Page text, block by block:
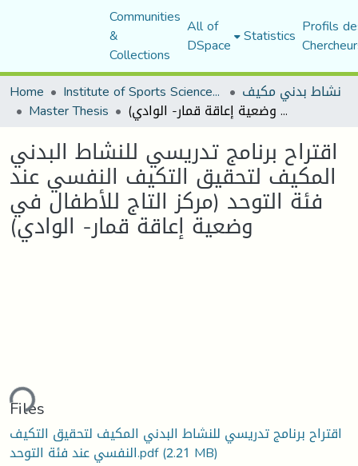
Communities
&
Collections
All of
DSpace Statistics Profils
Home
Institute of Sports Sciences and Techniques نشاط بدني مكيف
Master Thesis اقتراح برنامج تدريسي للنشاط البدني المكيف لتحقيق التكيف النفسي عند فئة التوحد (مركز التاج للأطفال في وضعية إعاقة قمار- الوادي)
اقتراح برنامج تدريسي للنشاط البدني
المكيف لتحقيق التكيف النفسي عند
فئة التوحد (مركز التاج للأطفال في
وضعية إعاقة قمار- الوادي)
Loading...
Files
اقتراح برنامج تدريسي للنشاط البدني المكيف لتحقيق التكيف
النفسي عند فئة التوحد.pdf(2.21 MB)